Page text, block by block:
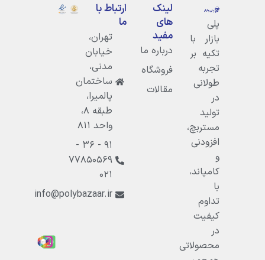
پلی
بازار با
تکیه بر
تجربه
طولانی
در
تولید
مستربچ،
افزودنی
و
کامپاند،
با
تداوم
کیفیت
در
محصولاتی
لینک
های
مفید
درباره ما
فروشگاه
مقالات
ارتباط با
ما
تهران،
خيابان
مدنى،
ساختمان
پالميرا،
طبقه ۸،
واحد ۸۱۱
۹۱ - ۳۶ -
۷۷۸۵۰۵۶۹
۰۲۱
info@polybazaar.ir